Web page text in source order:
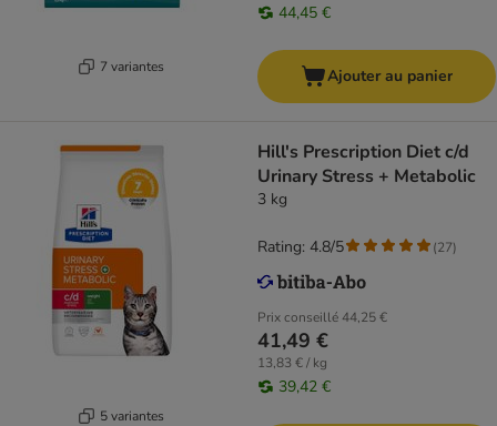
7 variantes
44,45 €
Ajouter au panier
5 variantes
Hill's Prescription Diet c/d
Urinary Stress + Metabolic
3 kg
Prix conseillé44,25 €
41,49 €
13,83 € / kg
39,42 €
Rating: 4.8/5 (27)